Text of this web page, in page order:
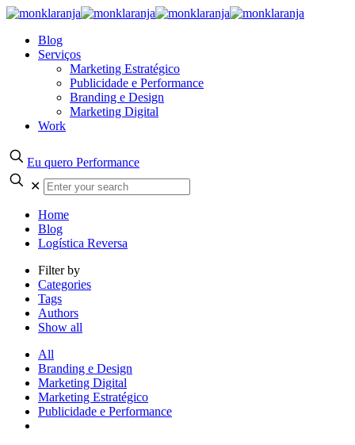
Blog
Serviços
Marketing Estratégico
Publicidade e Performance
Branding e Design
Marketing Digital
Work
Eu quero Performance
✕
Home
Blog
Logística Reversa
Filter by
Categories
Tags
Authors
Show all
All
Branding e Design
Marketing Digital
Marketing Estratégico
Publicidade e Performance